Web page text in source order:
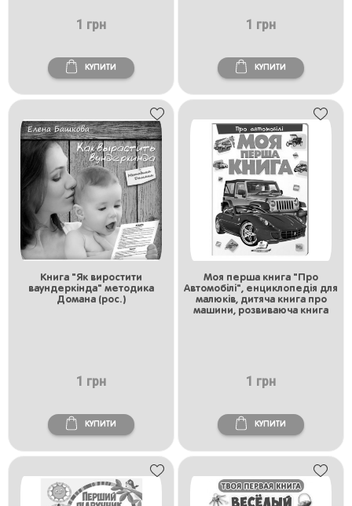
1 грн
КУПИТИ
1 грн
КУПИТИ
Книга "Як виростити
ваундеркінда" методика
Домана (рос.)
1 грн
КУПИТИ
Моя перша книга "Про
Автомобілі", енциклопедія для
малюків, дитяча книга про
машини, розвиваюча книга
1 грн
КУПИТИ